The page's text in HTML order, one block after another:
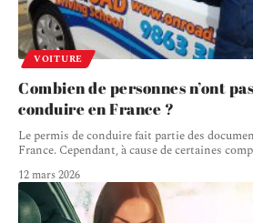
VOITURE
Combien de personnes n’ont
conduire en France ?
Le permis de conduire fait partie des
France. Cependant, à cause de certaines
12 mars 2026